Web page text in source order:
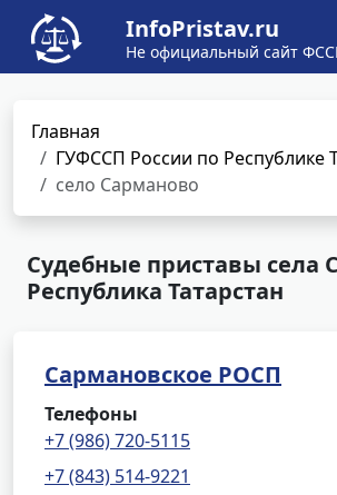
InfoPristav.ru
Не официальный сайт
Главная
ГУФССП России по Республике
село Сарманово
Судебные приставы села
Республика Татарстан
Сармановское РОСП
Телефоны
+7 (986) 720-5115
+7 (843) 514-9221